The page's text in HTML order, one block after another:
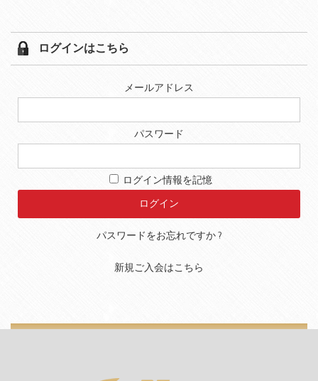
ログインはこちら
メールアドレス
パスワード
ログイン情報を記憶
パスワードをお忘れですか ?
新規ご入会はこちら